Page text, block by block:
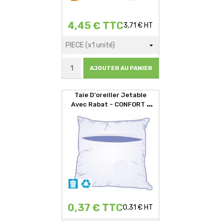
4,45 € TTC3,71 € HT
AJOUTER AU PANIER
Taie D'oreiller Jetable
Avec Rabat - CONFORT -
0,37 € TTC0,31 € HT